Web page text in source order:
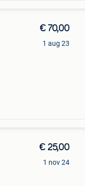
€ 70,00
1 aug 23
€ 25,00
1 nov 24